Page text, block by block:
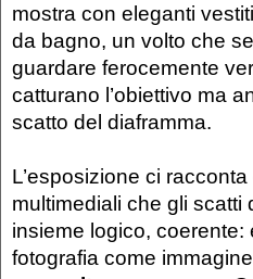
mostra con eleganti
da bagno, un volto che
guardare ferocemente
catturano l’obiettivo ma
scatto del diaframma.
L’esposizione ci
multimediali che gli
insieme logico, coerente:
fotografia come